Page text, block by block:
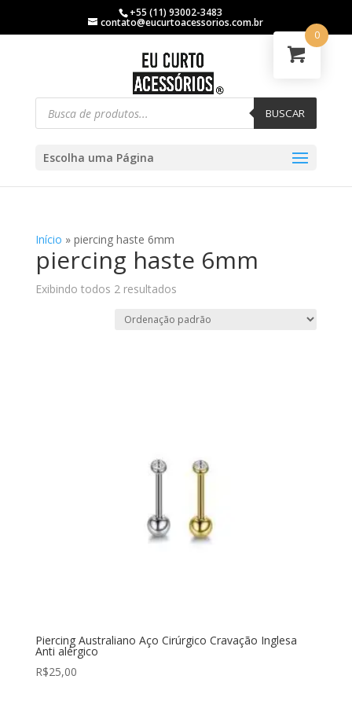
+55 (11) 93002-3483
contato@eucurtoacessorios.com.br
BUSCAR
Escolha uma Página
Início » piercing haste 6mm
piercing haste 6mm
Exibindo todos 2 resultados
Piercing Australiano Aço Cirúrgico Cravação Inglesa
Anti alérgico
R$25,00
0